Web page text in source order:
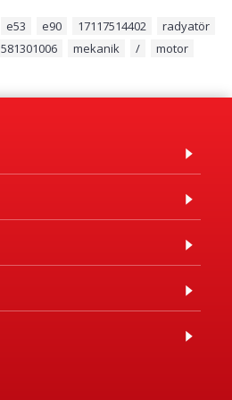
e53 e90 17117514402 radyatör
581301006 mekanik / motor